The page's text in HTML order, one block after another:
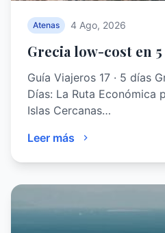
Atenas 4 Ago, 2026
Grecia low-cost en
Guía Viajeros 17 · 5 días
Días: La Ruta Económica
Islas Cercanas…
Leer más